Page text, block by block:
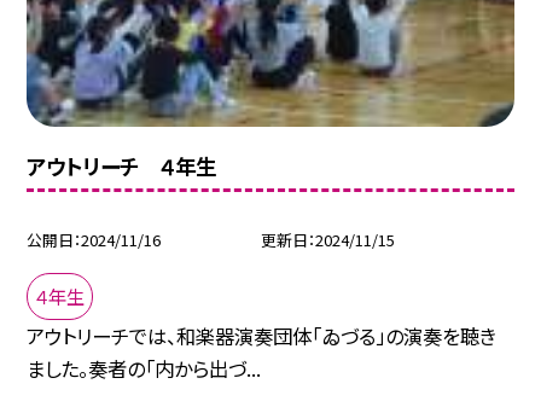
アウトリーチ ４年生
公開日 2024/11/16 更新日 2024/11/15
４年生
アウトリーチでは、和楽器演奏団体「ゐづる」の演奏を聴き
ました。奏者の「内から出づ...